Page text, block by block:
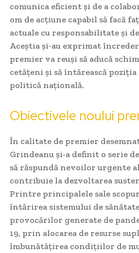
comunica eficient și de a
om de acțiune capabil să facă
actuale cu responsabilitate și
Aceștia și-au exprimat
premier va reuși să aducă
cetățeni și să întărească poziția
politică națională.
Obiectivele noului
În calitate de premier
Grindeanu și-a definit o serie
să răspundă nevoilor urgente
contribuie la dezvoltarea
Printre principalele sale
întărirea sistemului de
provocărilor generate de
19, prin alocarea de resurse
îmbunătățirea condițiilor de